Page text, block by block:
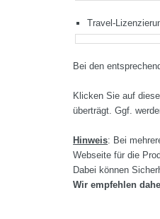
Travel-
Bei den
Klicken Sie auf
überträgt. Ggf.
Hinweis: Bei
Webseite für die
Dabei können
Wir empfehlen